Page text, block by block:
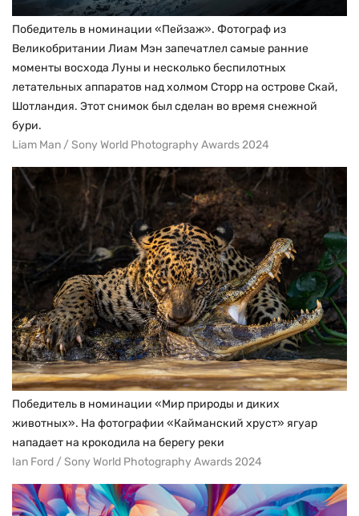
Победитель в номинации «Пейзаж». Фотограф из
Великобритании Лиам Мэн запечатлел самые ранние
моменты восхода Луны и несколько беспилотных
летательных аппаратов над холмом Сторр на острове Скай,
Шотландия. Этот снимок был сделан во время снежной
бури.
Liam Man / Sony World Photography Awards 2024
Победитель в номинации «Мир природы и диких
животных». На фотографии «Кайманский хруст» ягуар
нападает на крокодила на берегу реки
Ian Ford / Sony World Photography Awards 2024